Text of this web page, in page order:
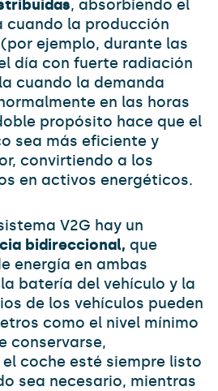
, absorbiendo el
cuando la producción
ejemplo, durante las
día con fuerte radiación
cuando la demanda
en las horas
propósito hace que el
sea más eficiente y
convirtiendo a los
en activos energéticos.
V2G hay un
bidireccional, que
energía en ambas
batería del vehículo y la
de los vehículos pueden
como el nivel mínimo
conservarse,
coche esté siempre listo
sea necesario, mientras